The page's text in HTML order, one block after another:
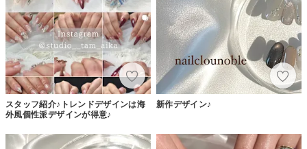
スタッフ紹介♪トレンドデザインは海
外風個性派デザインが得意♪
新作デザイン♪